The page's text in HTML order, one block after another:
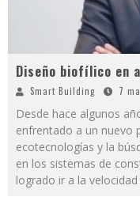
Diseño biofílico en
Smart Building 7
Desde hace algunos
enfrentado a un nuevo
ecotecnologías y la
en los sistemas de
logrado ir a la